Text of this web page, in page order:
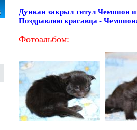
Дункан закрыл титул Чемпион
Поздравляю красавца -
Фотоальбом: